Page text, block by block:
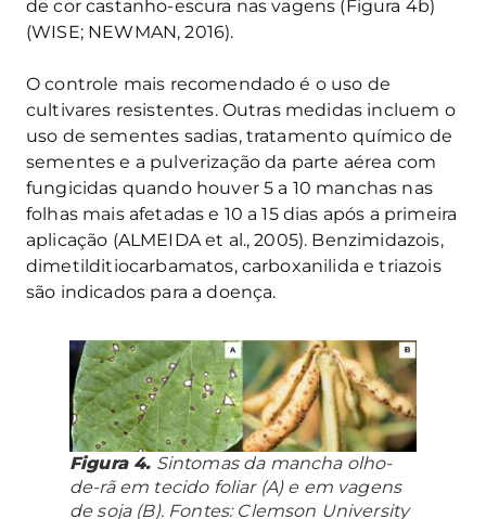
de cor castanho-escura nas vagens (Figura 4b)
(WISE; NEWMAN, 2016).
O controle mais recomendado é o uso de
cultivares resistentes. Outras medidas incluem o
uso de sementes sadias, tratamento químico de
sementes e a pulverização da parte aérea com
fungicidas quando houver 5 a 10 manchas nas
folhas mais afetadas e 10 a 15 dias após a primeira
aplicação (ALMEIDA et al., 2005). Benzimidazois,
dimetilditiocarbamatos, carboxanilida e triazois
são indicados para a doença.
Figura 4. Sintomas da mancha olho-
de-rã em tecido foliar (A) e em vagens
de soja (B). Fontes: Clemson University